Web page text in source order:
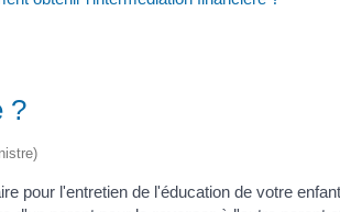
?
pour l'entretien de l'éducation de votre